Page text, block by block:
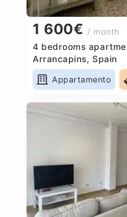
1 600€ / month
4 bedrooms
Arrancapins, Spain
Appartamento